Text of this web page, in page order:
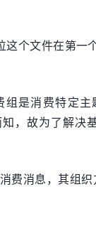
个文件在第一
是消费特定
，故为了解决
费消息，其组